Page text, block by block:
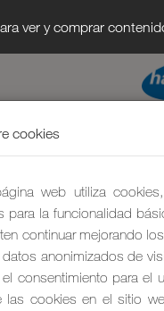
ver y comprar
cookies
web utiliza
para la funcionalidad
continuar mejorando
datos anonimizados de
consentimiento para el
las cookies en el sitio